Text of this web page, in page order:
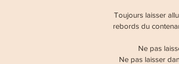
Toujours laisser
rebords du
Ne pas
Ne pas laisser